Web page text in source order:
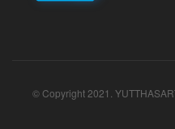
© Copyright 2021.